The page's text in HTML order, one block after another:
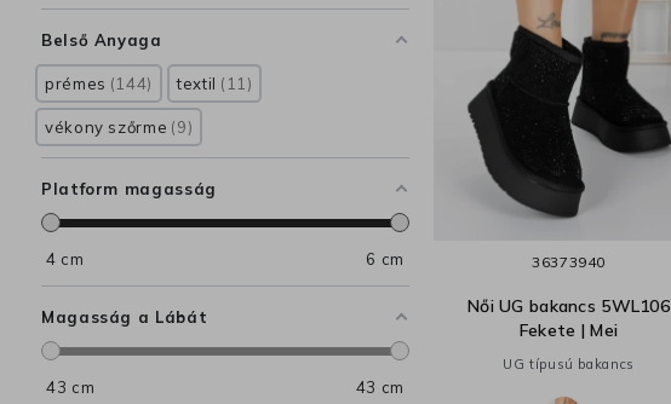
Belső Anyaga
prémes 144 textil 11
vékony szőrme 9
Platform magasság
4 cm 6 cm
Magasság a Lábát
43 cm 43 cm
36373940
Női UG bakancs 5WL106
Fekete | Mei
UG típusú bakancs